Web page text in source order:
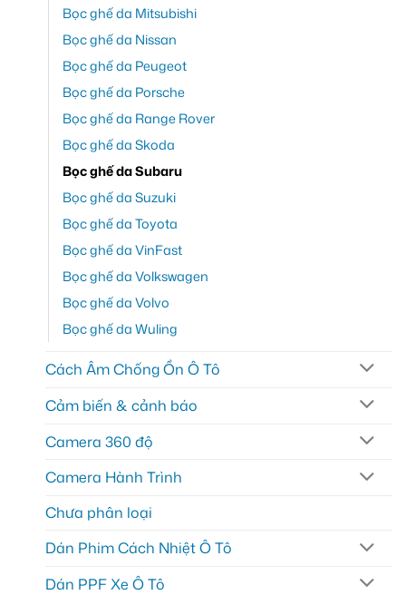
Bọc ghế da Mitsubishi
Bọc ghế da Nissan
Bọc ghế da Peugeot
Bọc ghế da Porsche
Bọc ghế da Range Rover
Bọc ghế da Skoda
Bọc ghế da Subaru
Bọc ghế da Suzuki
Bọc ghế da Toyota
Bọc ghế da VinFast
Bọc ghế da Volkswagen
Bọc ghế da Volvo
Bọc ghế da Wuling
Cách Âm Chống Ồn Ô Tô
Cảm biến & cảnh báo
Camera 360 độ
Camera Hành Trình
Chưa phân loại
Dán Phim Cách Nhiệt Ô Tô
Dán PPF Xe Ô Tô